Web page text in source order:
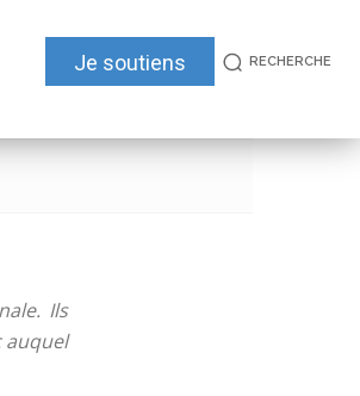
Je soutiens RECHERCHE
Ils
auquel